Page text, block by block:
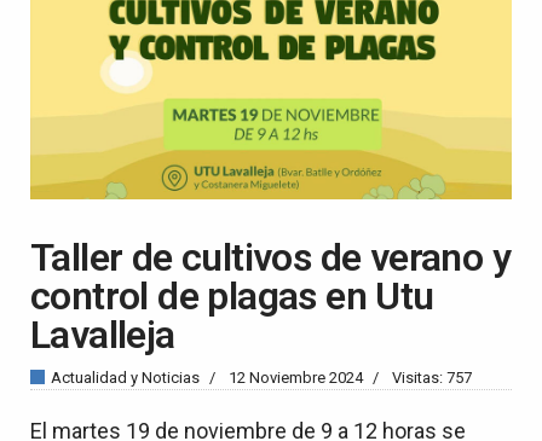
Taller de cultivos de verano y
control de plagas en Utu
Lavalleja
Actualidad y Noticias 12 Noviembre 2024 Visitas: 757
El martes 19 de noviembre de 9 a 12 horas se